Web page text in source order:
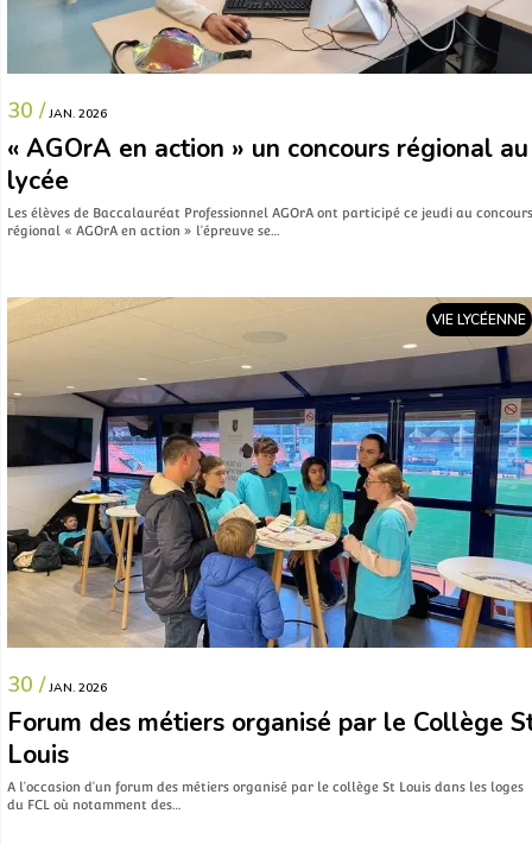
30 / JAN. 2026
« AGOrA en action » un concours régional au
lycée
Les élèves de Baccalauréat Professionnel AGOrA ont participé ce jeudi au concours
régional « AGOrA en action » l’épreuve se…
VIE LYCÉENNE
30 / JAN. 2026
Forum des métiers organisé par le Collège
Louis
A l’occasion d’un forum des métiers organisé par le collège St Louis dans les loges
du FCL où notamment des…